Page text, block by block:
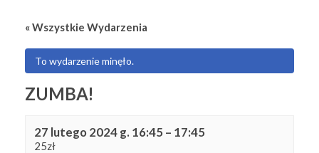
« Wszystkie Wydarzenia
To wydarzenie minęło.
ZUMBA!
27 lutego 2024 g. 16:45 – 17:45
25zł